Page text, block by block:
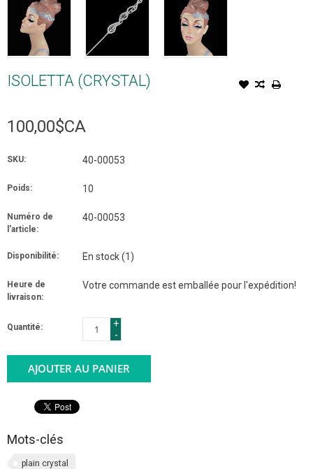
ISOLETTA (CRYSTAL)
100,00$CA
SKU: 40-00053
Poids: 10
Numéro de
l'article:
40-00053
Disponibilité: En stock(1)
Heure de
livraison:
Votre commande est emballée pour l'expédition!
Quantité:
+
-
AJOUTER AU PANIER
Mots-clés
plain crystal